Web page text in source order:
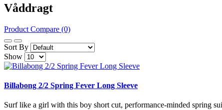
Våddragt
Product Compare (0)
Sort By
Show
Billabong 2/2 Spring Fever Long Sleeve
Surf like a girl with this boy short cut, performance-minded spring